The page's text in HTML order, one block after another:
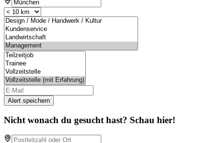
Alert speichern
Nicht wonach du gesucht hast? Schau hier!